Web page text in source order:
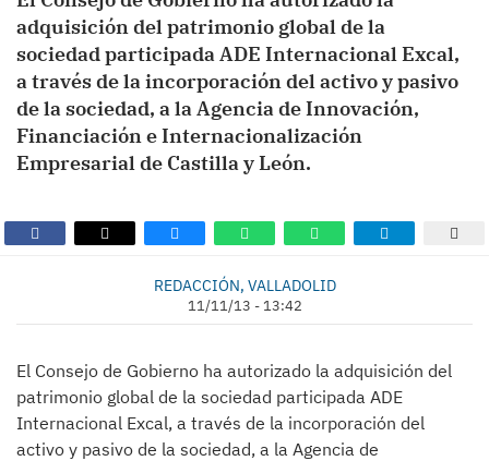
adquisición del patrimonio global de la
sociedad participada ADE Internacional Excal,
a través de la incorporación del activo y pasivo
de la sociedad, a la Agencia de Innovación,
Financiación e Internacionalización
Empresarial de Castilla y León.
REDACCIÓN, VALLADOLID
11/11/13 - 13:42
El Consejo de Gobierno ha autorizado la adquisición del
patrimonio global de la sociedad participada ADE
Internacional Excal, a través de la incorporación del
activo y pasivo de la sociedad, a la Agencia de